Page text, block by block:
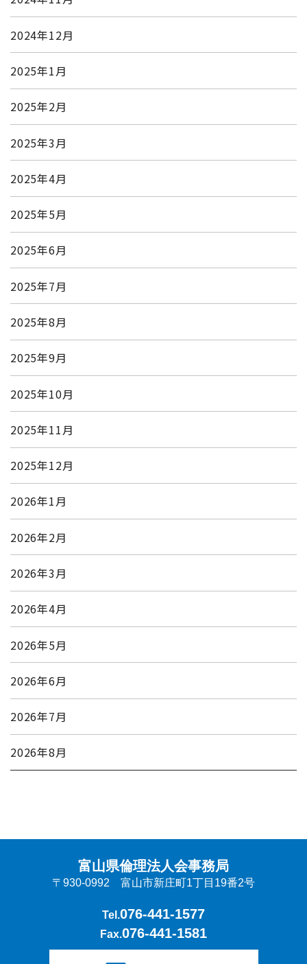
2024年12月
2025年1月
2025年2月
2025年3月
2025年4月
2025年5月
2025年6月
2025年7月
2025年8月
2025年9月
2025年10月
2025年11月
2025年12月
2026年1月
2026年2月
2026年3月
2026年4月
2026年5月
2026年6月
2026年7月
2026年8月
富山県倫理法人会事務局
〒930-0992 富山市新庄町1丁目19番2号
Tel.076-441-1577
Fax.076-441-1581